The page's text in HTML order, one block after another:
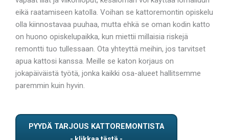
eikä raatamiseen katolla. Voihan se kattoremontin opiskelu
olla kiinnostavaa puuhaa, mutta ehkä se oman kodin katto
on huono opiskelupaikka, kun miettii millaisia riskejä
remontti tuo tullessaan. Ota yhteyttä meihin, jos tarvitset
apua kattosi kanssa. Meille se katon korjaus on
jokapäiväistä työtä, jonka kaikki osa-alueet hallitsemme
paremmin kuin hyvin.
PYYDÄ TARJOUS KATTOREMONTISTA